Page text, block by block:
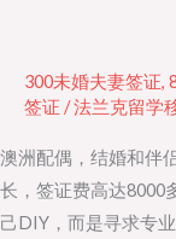
300未婚夫妻签证,
签证 /法兰克留学
澳洲配偶，结婚和伴
长，签证费高达8000
己DIY，而是寻求专
移
民
概